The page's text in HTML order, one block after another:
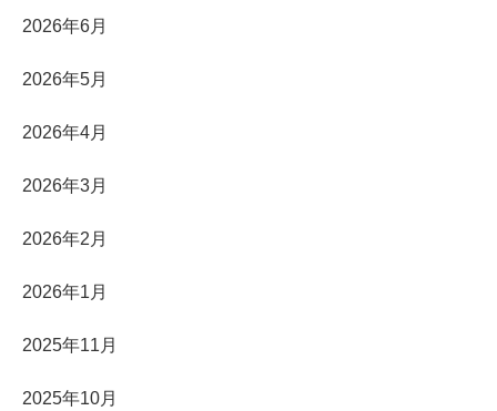
2026年6月
2026年5月
2026年4月
2026年3月
2026年2月
2026年1月
2025年11月
2025年10月